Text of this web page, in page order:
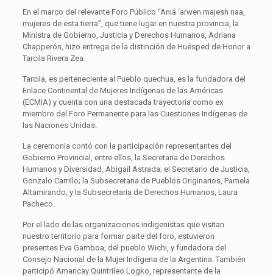
En el marco del relevante Foro Público “Aniá ‘arwen majesh naa,
mujeres de esta tierra”, que tiene lugar en nuestra provincia, la
Ministra de Gobierno, Justicia y Derechos Humanos, Adriana
Chapperón, hizo entrega de la distinción de Huésped de Honor a
Tarcila Rivera Zea.
Tarcila, es perteneciente al Pueblo quechua, es la fundadora del
Enlace Continental de Mujeres Indígenas de las Américas
(ECMIA) y cuenta con una destacada trayectoria como ex
miembro del Foro Permanente para las Cuestiones Indígenas de
las Naciones Unidas.
La ceremonia contó con la participación representantes del
Gobierno Provincial, entre ellos, la Secretaria de Derechos
Humanos y Diversidad, Abigail Astrada; el Secretario de Justicia,
Gonzalo Carrillo; la Subsecretaria de Pueblos Originarios, Pamela
Altamirando, y la Subsecretaria de Derechos Humanos, Laura
Pacheco.
Por el lado de las organizaciones indigenistas que visitan
nuestro territorio para formar parte del foro, estuvieron
presentes Eva Gamboa, del pueblo Wichi, y fundadora del
Consejo Nacional de la Mujer Indígena de la Argentina. También
participó Amancay Quintrileo Logko, representante de la